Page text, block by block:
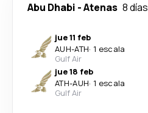
Abu Dhabi -Atenas 8 días
jue 11 feb
AUH-ATH· 1 escala
Gulf Air
jue 18 feb
ATH-AUH· 1 escala
Gulf Air